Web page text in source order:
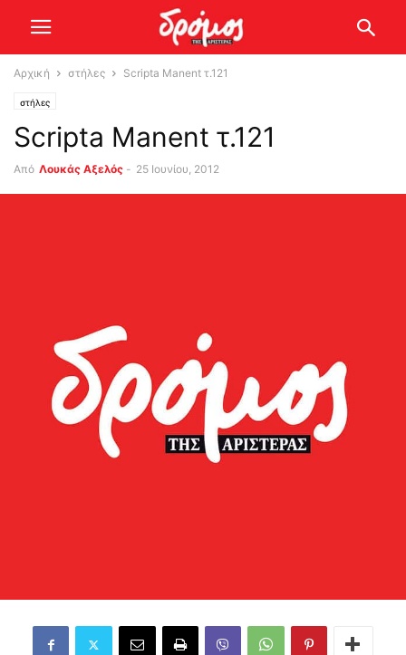
Αρχική στήλες Scripta Manent τ.121
στήλες
Scripta Manent τ.121
Από Λουκάς Αξελός - 25 Ιουνίου, 2012